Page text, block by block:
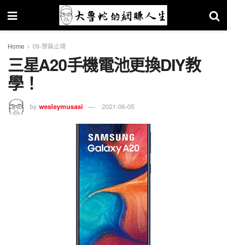
Home 09-學無止境
三星A20手機電池更換DIY教
學！
by wesleymusasi 2021-06-05